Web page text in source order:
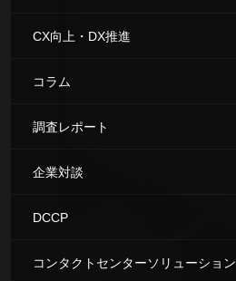
CX向上・DX推進
コラム
調査レポート
企業対談
DCCP
コンタクトセンターソリューション